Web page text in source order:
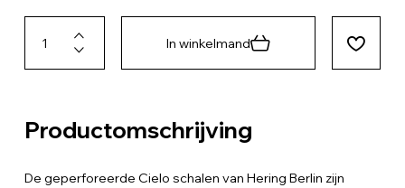
In winkelmand
Productomschrijving
De geperforeerde Cielo schalen van Hering Berlin zijn